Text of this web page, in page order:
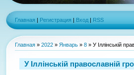
Главная | Регистрация | Вход | RSS
Главная » 2022 » Январь » 8 » У Іллінській
У Іллінській православній